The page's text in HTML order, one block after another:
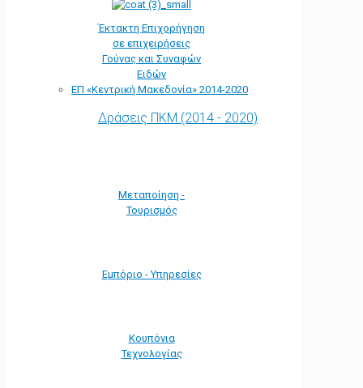
Έκτακτη Επιχορήγηση
σε επιχειρήσεις
Γούνας και Συναφών
Ειδών
ΕΠ «Kεντρική Μακεδονία» 2014-2020
Δράσεις ΠΚΜ (2014 - 2020)
Μεταποίηση -
Τουρισμός
Εμπόριο - Υπηρεσίες
Κουπόνια
Τεχνολογίας